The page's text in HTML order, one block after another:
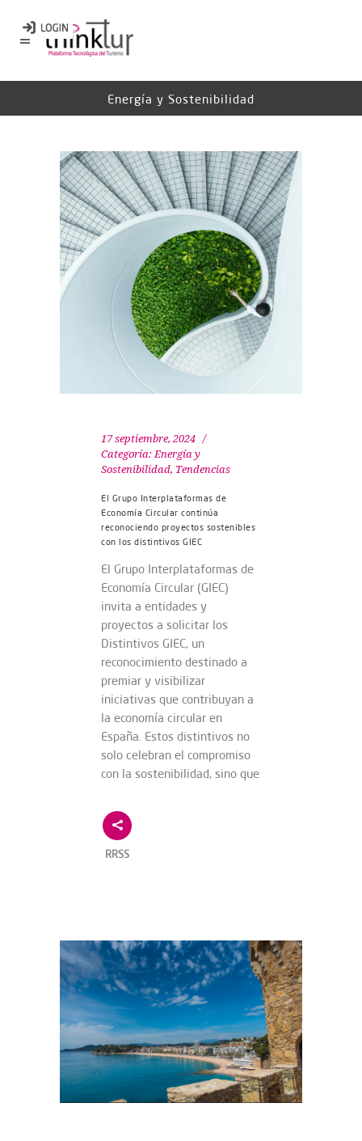
Energía y Sostenibilidad
17 septiembre, 2024
Categoría: Energía y
Sostenibilidad, Tendencias
El Grupo Interplataformas de
Economía Circular continúa
reconociendo proyectos sostenibles
con los distintivos GIEC
El Grupo Interplataformas de
Economía Circular (GIEC)
invita a entidades y
proyectos a solicitar los
Distintivos GIEC, un
reconocimiento destinado a
premiar y visibilizar
iniciativas que contribuyan a
la economía circular en
España. Estos distintivos no
solo celebran el compromiso
con la sostenibilidad, sino que
RRSS